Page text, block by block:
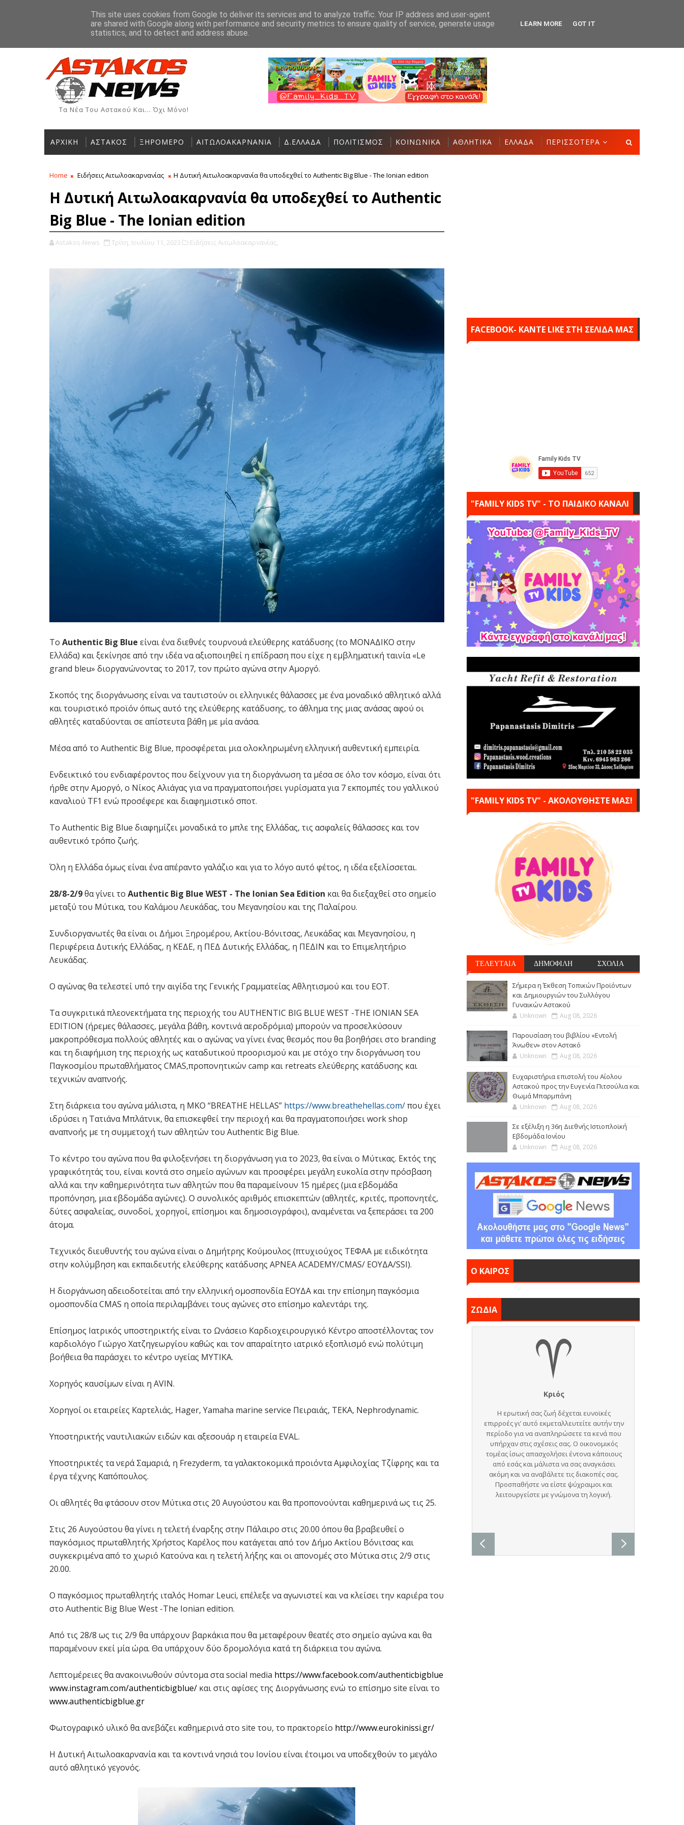
Ιστορία Χρήσιμα Τηλέφωνα Αγγελίες Ανακοίνωση Επικοινωνία
ΡΟΗ ΕΙΔΗΣΕΩΝ Σήμερα η Έκθεση Τοπικών Προϊόντων και Δημιουργιών του Συλλόγου Γυναικών Αστακού
Τα Νέα Του Αστακού Και... Όχι Μόνο!
ΑΡΧΙΚΗ ΑΣΤΑΚΟΣ ΞΗΡΟΜΕΡΟ ΑΙΤΩΛΟΑΚΑΡΝΑΝΙΑ Δ.ΕΛΛΑΔΑ ΠΟΛΙΤΙΣΜΟΣ ΚΟΙΝΩΝΙΚΑ ΑΘΛΗΤΙΚΑ ΕΛΛΑΔΑ ΠΕΡΙΣΣΟΤΕΡΑ
Home Ειδήσεις Αιτωλοακαρνανίας Η Δυτική Αιτωλοακαρνανία θα υποδεχθεί το Αuthentic Big Blue - The Ionian edition
Η Δυτική Αιτωλοακαρνανία θα υποδεχθεί το Αuthentic
Big Blue - The Ionian edition
Astakos-News Τρίτη, Ιουλίου 11, 2023 Ειδήσεις Αιτωλοακαρνανίας,
Το Αuthentic Big Blue είναι ένα διεθνές τουρνουά ελεύθερης κατάδυσης (το ΜΟΝΑΔΙΚΟ στην
Ελλάδα) και ξεκίνησε από την ιδέα να αξιοποιηθεί η επίδραση που είχε η εμβληματική ταινία «Le
grand bleu» διοργανώνοντας το 2017, τον πρώτο αγώνα στην Αμοργό.
Ʃκοπός της διοργάνωσης είναι να ταυτιστούν οι ελληνικές θάλασσες με ένα μοναδικό αθλητικό αλλά
και τουριστικό προϊόν όπως αυτό της ελεύθερης κατάδυσης, το άθλημα της μιας ανάσας αφού οι
αθλητές καταδύονται σε απίστευτα βάθη με μία ανάσα.
Μέσα από το Authentic Big Blue, προσφέρεται μια ολοκληρωμένη ελληνική αυθεντική εμπειρία.
Ενδεικτικό του ενδιαφέροντος που δείχνουν για τη διοργάνωση τα μέσα σε όλο τον κόσμο, είναι ότι
ήρθε στην Αμοργό, ο Νίκος Αλιάγας για να πραγματοποιήσει γυρίσματα για 7 εκπομπές του γαλλικού
καναλιού TF1 ενώ προσέφερε και διαφημιστικό σποτ.
Το Authentic Big Blue διαφημίζει μοναδικά το μπλε της Ελλάδας, τις ασφαλείς θάλασσες και τον
αυθεντικό τρόπο ζωής.
Όλη η Ελλάδα όμως είναι ένα απέραντο γαλάζιο και για το λόγο αυτό φέτος, η ιδέα εξελίσσεται.
28/8-2/9θα γίνει το Αuthentic Big Blue WEST - The Ionian Sea Edition και θα διεξαχθεί στο σημείο
μεταξύ του Μύτικα, του Καλάμου Λευκάδας, του Μεγανησίου και της Παλαίρου.
Ʃυνδιοργανωτές θα είναι οι Δήμοι Ξηρομέρου, Ακτίου-Βόνιτσας, Λευκάδας και Μεγανησίου, η
Περιφέρεια Δυτικής Ελλάδας, η ΚΕΔΕ, η ΠΕΔ Δυτικής Ελλάδας, η ΠΕΔΙΝ και το Επιμελητήριο
Λευκάδας.
Ο αγώνας θα τελεστεί υπό την αιγίδα της Γενικής Γραμματείας Αθλητισμού και του ΕΟΤ.
Τα συγκριτικά πλεονεκτήματα της περιοχής του AUTHENTIC BIG BLUE WEST -THE IONIAN SEA
EDITION (ήρεμες θάλασσες, μεγάλα βάθη, κοντινά αεροδρόμια) μπορούν να προσελκύσουν
μακροπρόθεσμα πολλούς αθλητές και ο αγώνας να γίνει ένας θεσμός που θα βοηθήσει στο branding
και τη διαφήμιση της περιοχής ως καταδυτικού προορισμού και με στόχο την διοργάνωση του
Παγκοσμίου πρωταθλήματος CMAS,προπονητικών camp και retreats ελεύθερης κατάδυσης και
τεχνικών αναπνοής.
Στη διάρκεια του αγώνα μάλιστα, η ΜΚΟ “BREATHE HELLAS” https://www.breathehellas.com/που έχει
ιδρύσει η Τατιάνα Μπλάτνικ, θα επισκεφθεί την περιοχή και θα πραγματοποιήσει work shop
αναπνοής με τη συμμετοχή των αθλητών του Authentic Big Blue.
Το κέντρο του αγώνα που θα φιλοξενήσει τη διοργάνωση για το 2023, θα είναι ο Μύτικας. Εκτός της
γραφικότητάς του, είναι κοντά στο σημείο αγώνων και προσφέρει μεγάλη ευκολία στην πρόσβαση
αλλά και την καθημερινότητα των αθλητών που θα παραμείνουν 15 ημέρες (μια εβδομάδα
προπόνηση, μια εβδομάδα αγώνες). Ο συνολικός αριθμός επισκεπτών (αθλητές, κριτές, προπονητές,
δύτες ασφαλείας, συνοδοί, χορηγοί, επίσημοι και δημοσιογράφοι), αναμένεται να ξεπεράσει τα 200
άτομα.
Τεχνικός διευθυντής του αγώνα είναι ο Δημήτρης Κούμουλος (πτυχιούχος ΤΕΦΑΑ με ειδικότητα
στην κολύμβηση και εκπαιδευτής ελεύθερης κατάδυσης APNEA ACADEMY/CMAS/ ΕΟΥΔΑ/SSI).
Η διοργάνωση αδειοδοτείται από την ελληνική ομοσπονδία ΕΟΥΔΑ και την επίσημη παγκόσμια
ομοσπονδία CMAS η οποία περιλαμβάνει τους αγώνες στο επίσημο καλεντάρι της.
Επίσημος Ιατρικός υποστηρικτής είναι το Ωνάσειο Καρδιοχειρουργικό Κέντρο αποστέλλοντας τον
καρδιολόγο Γιώργο Χατζηγεωργίου καθώς και τον απαραίτητο ιατρικό εξοπλισμό ενώ πολύτιμη
βοήθεια θα παράσχει το κέντρο υγείας ΜΥΤΙΚΑ.
Χορηγός καυσίμων είναι η AVIN.
Χορηγοί οι εταιρείες Καρτελιάς, Hager, Yamaha marine service Πειραιάς, TEKA, Nephrodynamic.
Υποστηρικτής ναυτιλιακών ειδών και αξεσουάρ η εταιρεία EVAL.
Υποστηρικτές τα νερά Σαμαριά, η Frezyderm, τα γαλακτοκομικά προιόντα Αμφιλοχίας Τζίφρης και τα
έργα τέχνης Καπόπουλος.
Οι αθλητές θα φτάσουν στον Μύτικα στις 20 Αυγούστου και θα προπονούνται καθημερινά ως τις 25.
Στις 26 Αυγούστου θα γίνει η τελετή έναρξης στην Πάλαιρο στις 20.00 όπου θα βραβευθεί ο
παγκόσμιος πρωταθλητής Χρήστος Καρέλος που κατάγεται από τον Δήμο Ακτίου Βόνιτσας και
συγκεκριμένα από το χωριό Κατούνα και η τελετή λήξης και οι απονομές στο Μύτικα στις 2/9 στις
20.00.
Ο παγκόσμιος πρωταθλητής ιταλός Homar Leuci, επέλεξε να αγωνιστεί και να κλείσει την καριέρα του
στο Authentic Big Blue West -The Ionian edition.
Από τις 28/8 ως τις 2/9 θα υπάρχουν βαρκάκια που θα μεταφέρουν θεατές στο σημείο αγώνα και θα
παραμένουν εκεί μία ώρα. Θα υπάρχουν δύο δρομολόγια κατά τη διάρκεια του αγώνα.
Λεπτομέρειες θα ανακοινωθούν σύντομα στα social media https://www.facebook.com/authenticbigblue
www.instagram.com/authenticbigblue/ και στις αφίσες της Διοργάνωσης ενώ το επίσημο site είναι το
www.authenticbigblue.gr
Φωτογραφικό υλικό θα ανεβάζει καθημερινά στο site του, το πρακτορείο http://www.eurokinissi.gr/
Η Δυτική Αιτωλοακαρνανία και τα κοντινά νησιά του Ιονίου είναι έτοιμοι να υποδεχθούν το μεγάλο
αυτό αθλητικό γεγονός.
FACEBOOK- KANTE LIKE ΣΤΗ ΣΕΛΙΔΑ ΜΑΣ
"FAMILY KIDS TV" - ΤΟ ΠΑΙΔΙΚΟ ΚΑΝΑΛΙ
"FAMILY KIDS TV" - ΑΚΟΛΟΥΘΗΣΤΕ ΜΑΣ!
ΤΕΛΕΥΤΑΙΑ ΔΗΜΟΦΙΛΗ ΣΧΟΛΙΑ
Σήμερα η Έκθεση Τοπικών Προϊόντων
και Δημιουργιών του Συλλόγου
Γυναικών Αστακού
Unknown Aug 08, 2026
Παρουσίαση του βιβλίου «Εντολή
Άνωθεν» στον Αστακό
Unknown Aug 08, 2026
Ευχαριστήρια επιστολή του Αίολου
Αστακού προς την Ευγενία Πιτσούλια και
Θωμά Μπαρμπάνη
Unknown Aug 08, 2026
Σε εξέλιξη η 36η Διεθνής Ιστιοπλοϊκή
Εβδομάδα Ιονίου
Unknown Aug 08, 2026
Ο ΚΑΙΡΟΣ
ΖΩΔΙΑ
This site uses cookies from Google to deliver its services and to analyze traffic. Your IP address and user-agent
are shared with Google along with performance and security metrics to ensure quality of service, generate usage
statistics, and to detect and address abuse.
LEARN MORE GOT IT